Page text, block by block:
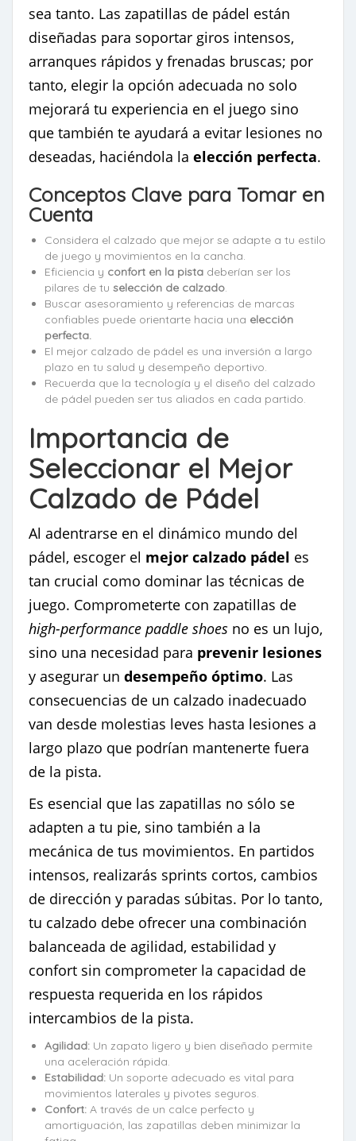
sea tanto. Las zapatillas de pádel están
diseñadas para soportar giros intensos,
arranques rápidos y frenadas bruscas; por
tanto, elegir la opción adecuada no solo
mejorará tu experiencia en el juego sino
que también te ayudará a evitar lesiones no
deseadas, haciéndola la elección perfecta.
Conceptos Clave para Tomar en
Cuenta
Considera el calzado que mejor se adapte a tu estilo
de juego y movimientos en la cancha.
Eficiencia y confort en la pista deberían ser los
pilares de tu selección de calzado.
Buscar asesoramiento y referencias de marcas
confiables puede orientarte hacia una elección
perfecta.
El mejor calzado de pádel es una inversión a largo
plazo en tu salud y desempeño deportivo.
Recuerda que la tecnología y el diseño del calzado
de pádel pueden ser tus aliados en cada partido.
Importancia de
Seleccionar el Mejor
Calzado de Pádel
Al adentrarse en el dinámico mundo del
pádel, escoger el mejor calzado pádel es
tan crucial como dominar las técnicas de
juego. Comprometerte con zapatillas de
high-performance paddle shoes no es un lujo,
sino una necesidad para prevenir lesiones
y asegurar un desempeño óptimo. Las
consecuencias de un calzado inadecuado
van desde molestias leves hasta lesiones a
largo plazo que podrían mantenerte fuera
de la pista.
Es esencial que las zapatillas no sólo se
adapten a tu pie, sino también a la
mecánica de tus movimientos. En partidos
intensos, realizarás sprints cortos, cambios
de dirección y paradas súbitas. Por lo tanto,
tu calzado debe ofrecer una combinación
balanceada de agilidad, estabilidad y
confort sin comprometer la capacidad de
respuesta requerida en los rápidos
intercambios de la pista.
Agilidad: Un zapato ligero y bien diseñado permite
una aceleración rápida.
Estabilidad: Un soporte adecuado es vital para
movimientos laterales y pivotes seguros.
Confort: A través de un calce perfecto y
amortiguación, las zapatillas deben minimizar la